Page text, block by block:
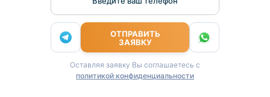
ОТПРАВИТЬ
ЗАЯВКУ
Оставляя заявку Вы соглашаетесь с
политикой конфиденциальности